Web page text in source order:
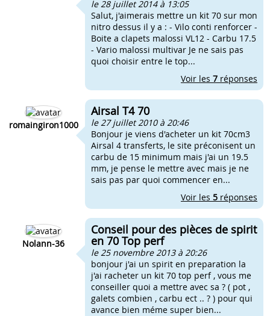
le 28 juillet 2014 à 13:05
Salut, j'aimerais mettre un kit 70 sur mon
nitro dessus il y a : - Vilo conti renforcer -
Boite a clapets malossi VL12 - Carbu 17.5
- Vario malossi multivar Je ne sais pas
quoi choisir entre le top...
Voir les 7 réponses
romaingiron1000
Airsal T4 70
le 27 juillet 2010 à 20:46
Bonjour je viens d'acheter un kit 70cm3
Airsal 4 transferts, le site préconisent un
carbu de 15 minimum mais j'ai un 19.5
mm, je pense le mettre avec mais je ne
sais pas par quoi commencer en...
Voir les 5 réponses
Nolann-36
Conseil pour des pièces de spirit
en 70 Top perf
le 25 novembre 2013 à 20:26
bonjour j'ai un spirit en preparation la
j'ai racheter un kit 70 top perf , vous me
conseiller quoi a mettre avec sa ? ( pot ,
galets combien , carbu ect .. ? ) pour qui
avance bien méme super bien...